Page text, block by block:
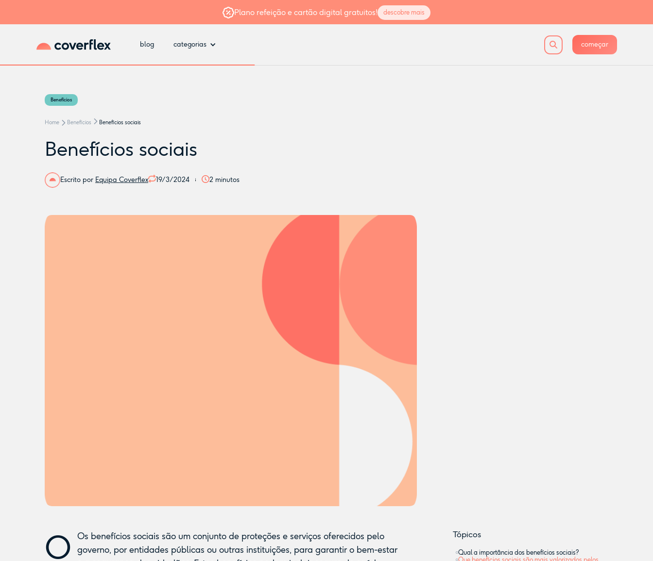
Plano refeição e cartão digital gratuitos! descobre mais
blog categorias começar
Benefícios
Home Benefícios Benefícios sociais
Benefícios sociais
Escrito por Equipa Coverflex 19/3/2024 2 minutos
O
Os benefícios sociais são um conjunto de proteções e serviços oferecidos pelo
governo, por entidades públicas ou outras instituições, para garantir o bem-estar
Tópicos
Qual a importância dos benefícios sociais?